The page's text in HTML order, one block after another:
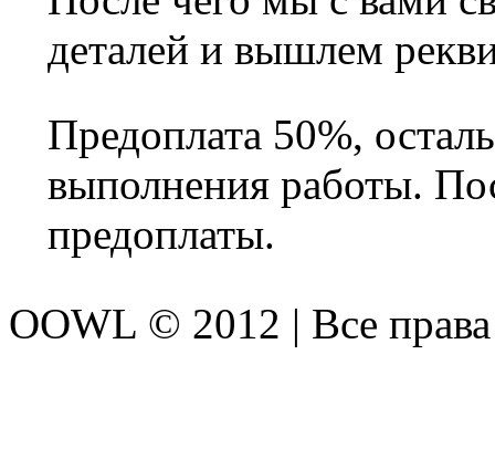
деталей и вышлем
Предоплата 50%,
выполнения работы.
предоплаты.
OOWL © 2012 | Все